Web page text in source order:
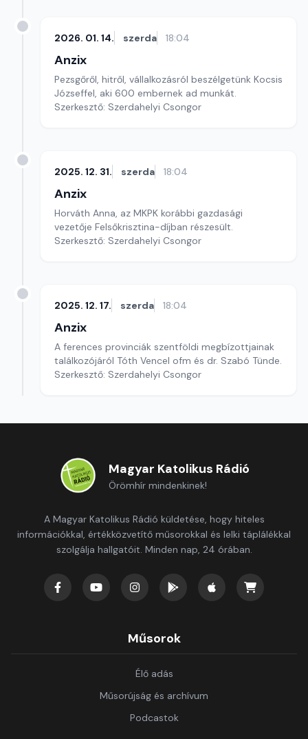
2026. 01. 14. szerda 18:04
Anzix
Pezsgőről, hitről, vállalkozásról beszélgetünk Kocsis
Józseffel, aki 600 embernek ad munkát.
Szerkesztő: Szerdahelyi Csongor
2025. 12. 31. szerda 18:04
Anzix
Horváth Anna, az MKPK korábbi gazdasági
vezetője Felsőkrisztina-díjban részesült.
Szerkesztő: Szerdahelyi Csongor
2025. 12. 17. szerda 18:04
Anzix
A ferences provinciák szentföldi megbízottjainak
találkozójáról Tóth Vencel ofm és dr. Szabó Tünde.
Szerkesztő: Szerdahelyi Csongor
Magyar Katolikus Rádió
Örömhír mindenkinek!
A Magyar Katolikus Rádió küldetése, hogy hiteles
információkkal, értékközvetítő műsorokkal és lelki táplálékkal
szolgálja hallgatóit. Minden nap, 24 órában.
Műsorok
Élő adás
Műsorújság és archívum
Podcastok